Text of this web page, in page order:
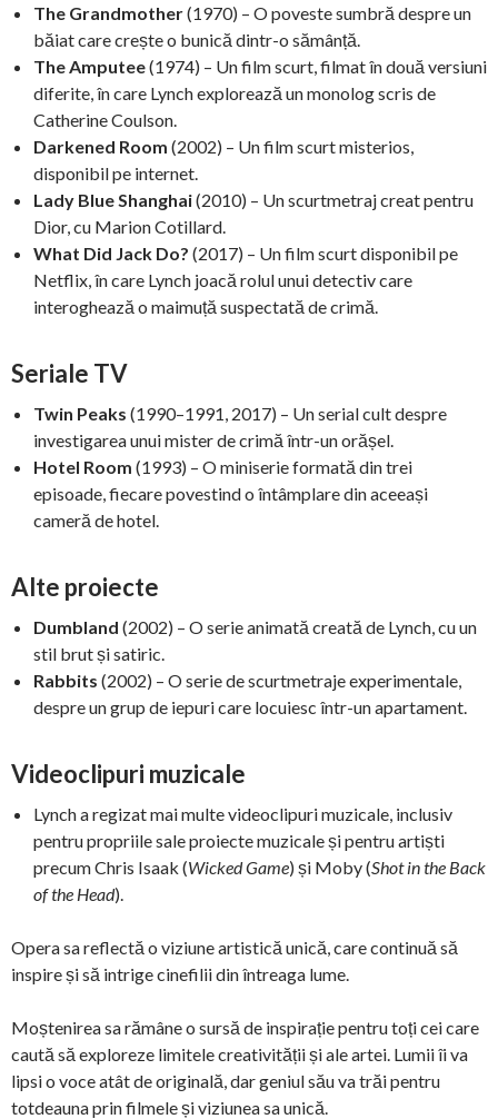
The Grandmother(1970) – O poveste sumbră despre un
băiat care crește o bunică dintr-o sămânță.
The Amputee(1974) – Un film scurt, filmat în două versiuni
diferite, în care Lynch explorează un monolog scris de
Catherine Coulson.
Darkened Room (2002) – Un film scurt misterios,
disponibil pe internet.
Lady Blue Shanghai(2010) – Un scurtmetraj creat pentru
Dior, cu Marion Cotillard.
What Did Jack Do? (2017) – Un film scurt disponibil pe
Netflix, în care Lynch joacă rolul unui detectiv care
interoghează o maimuță suspectată de crimă.
Seriale TV
Twin Peaks (1990–1991, 2017) – Un serial cult despre
investigarea unui mister de crimă într-un orășel.
Hotel Room (1993) – O miniserie formată din trei
episoade, fiecare povestind o întâmplare din aceeași
cameră de hotel.
Alte proiecte
Dumbland (2002) – O serie animată creată de Lynch, cu un
stil brut și satiric.
Rabbits (2002) – O serie de scurtmetraje experimentale,
despre un grup de iepuri care locuiesc într-un apartament.
Videoclipuri muzicale
Lynch a regizat mai multe videoclipuri muzicale, inclusiv
pentru propriile sale proiecte muzicale și pentru artiști
precum Chris Isaak (Wicked Game) și Moby (Shot in the Back
of the Head).
Opera sa reflectă o viziune artistică unică, care continuă să
inspire și să intrige cinefilii din întreaga lume.
Moștenirea sa rămâne o sursă de inspirație pentru toți cei care
caută să exploreze limitele creativității și ale artei. Lumii îi va
lipsi o voce atât de originală, dar geniul său va trăi pentru
totdeauna prin filmele și viziunea sa unică.